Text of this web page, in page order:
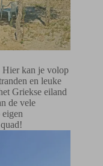
Hier kan je volop
en leuke
Griekse eiland
de vele